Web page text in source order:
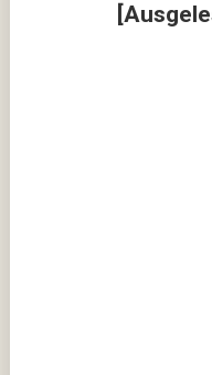
navigation